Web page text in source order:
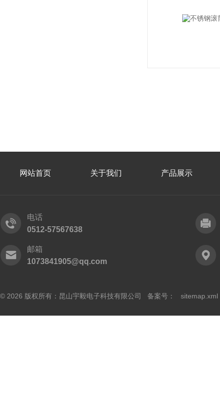
网站首页 关于我们 产品展示
电话
0512-57567638
邮箱
1073841905@qq.com
© 2026 版权所有：昆山宇毅电子科技有限公司 备案号： sitemap.xml